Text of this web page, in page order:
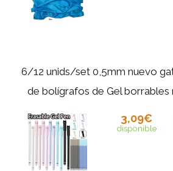
6/12 unids/set 0,5mm nuevo
de bolígrafos de Gel borrables
3,09€
disponible